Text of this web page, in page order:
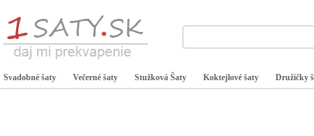
Svadobné šaty Večerné šaty Stužková Šaty Koktejlové šaty Družičky